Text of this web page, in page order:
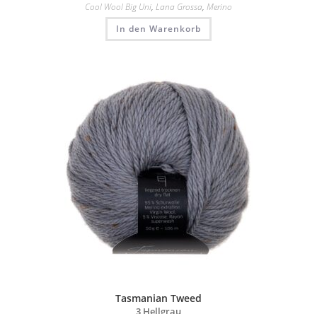
Cool Wool Big Uni, Lana Grossa, Merino
In den Warenkorb
Tasmanian Tweed
3 Hellgrau